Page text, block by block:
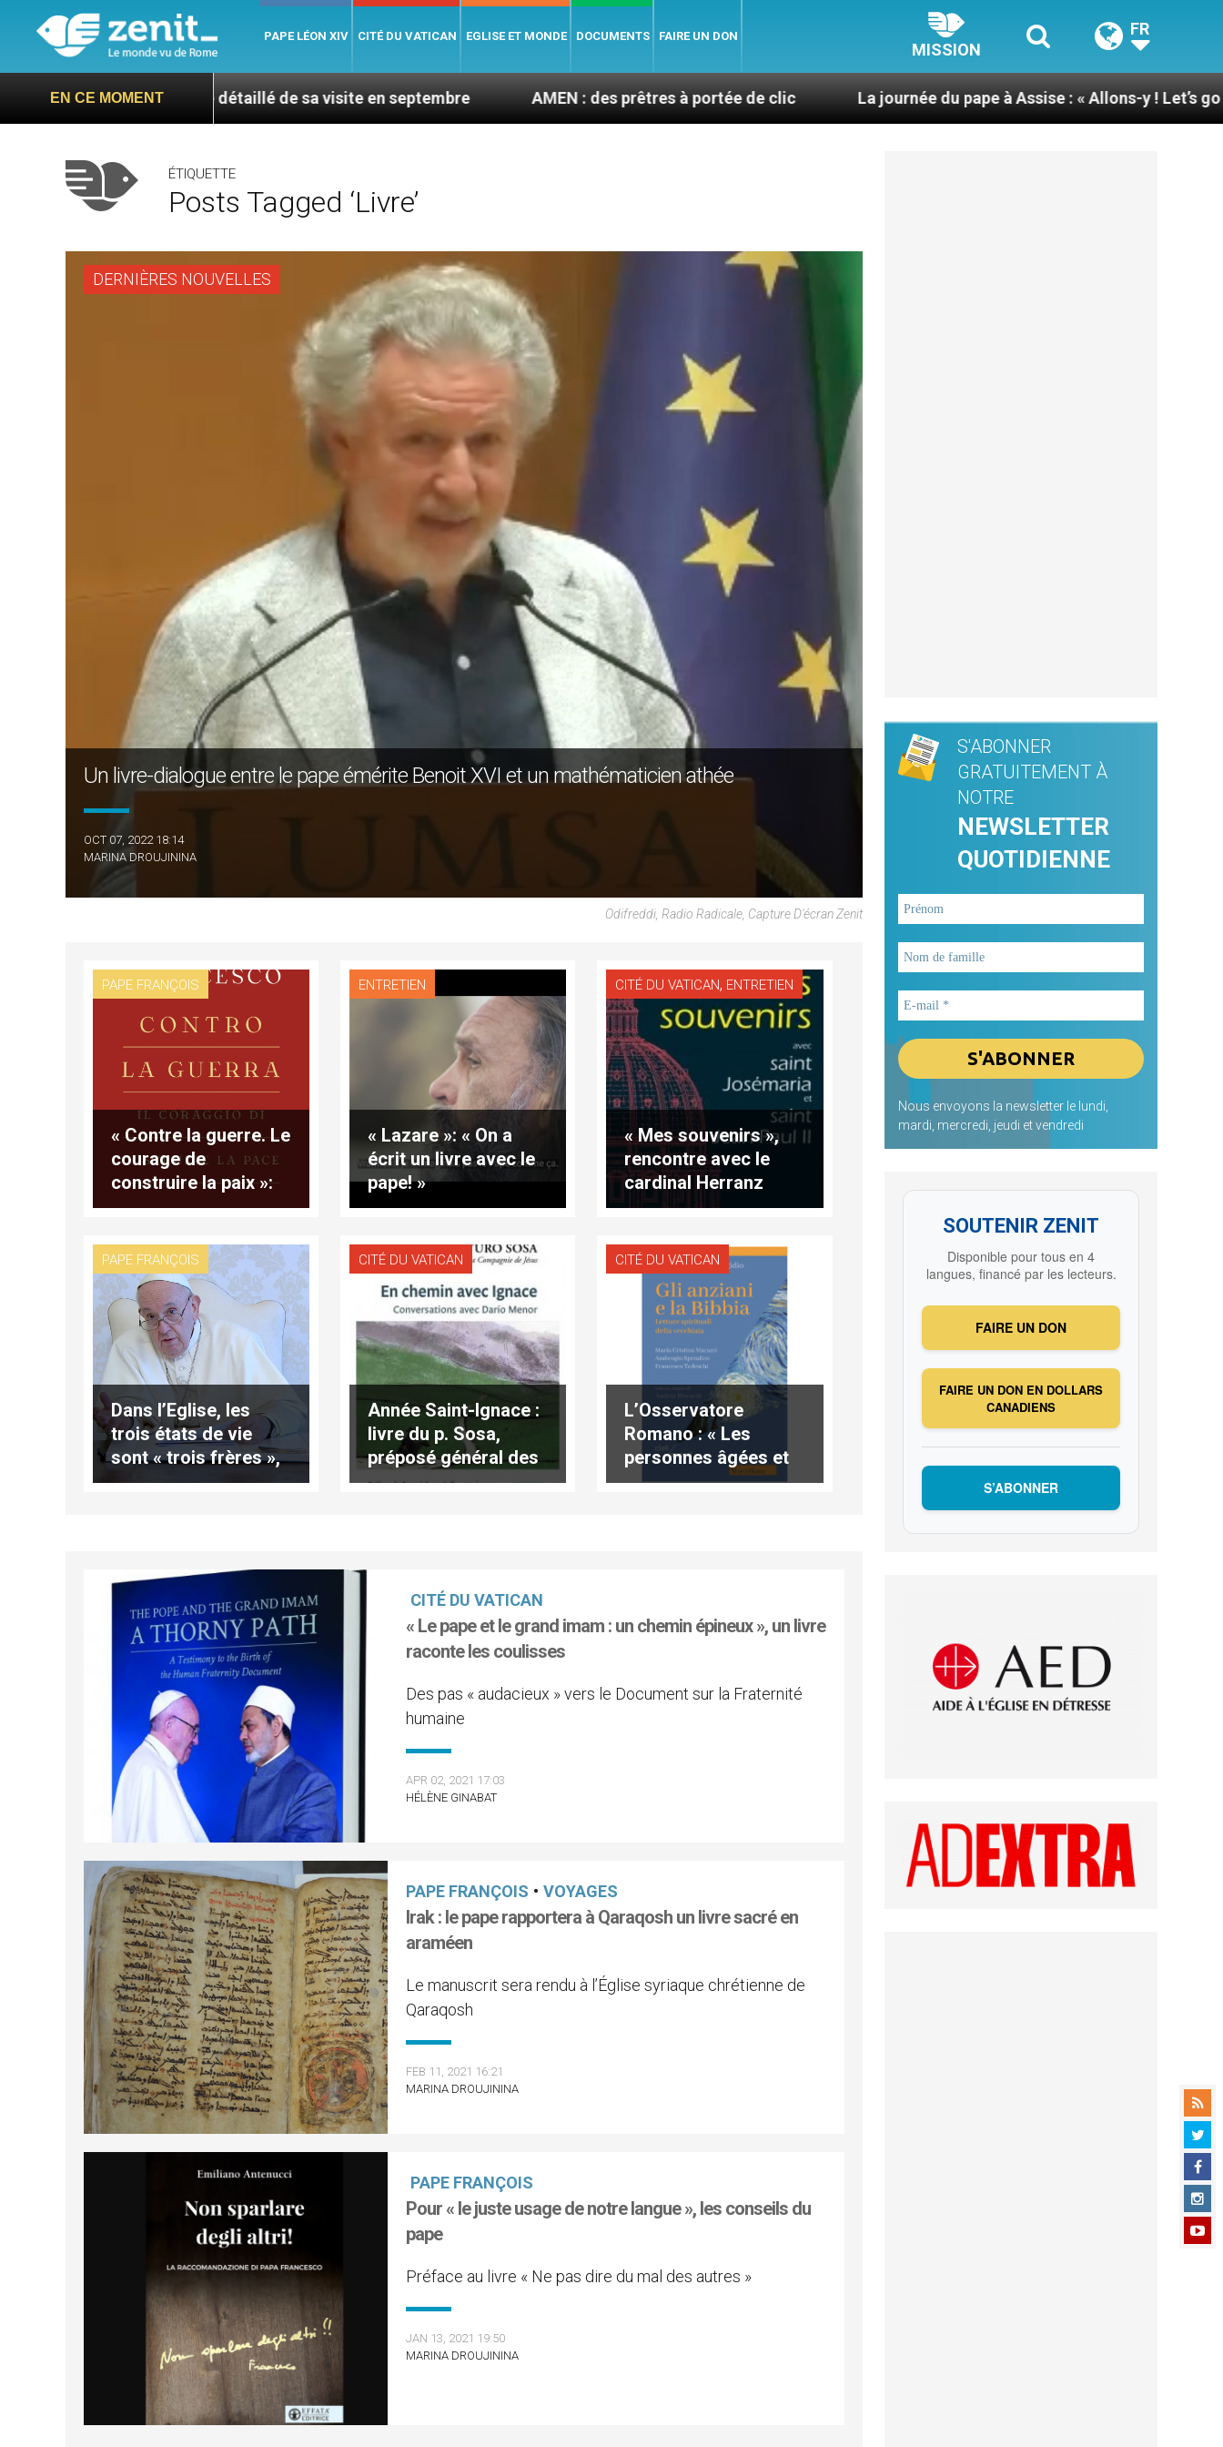
PAPE LÉON XIV CITÉ DU VATICAN EGLISE ET MONDE DOCUMENTS FAIRE UN DON
MISSION
FR
EN CE MOMENT
détaillé de sa visite en septembre AMEN : des prêtres à portée de clic La journée du pape à Assise : « Allons-y ! Let’s go ! »
ÉTIQUETTE
Posts Tagged ‘livre’
DERNIÈRES NOUVELLES
Un livre-dialogue entre le pape émérite Benoit XVI et un mathématicien athée
OCT 07, 2022 18:14
MARINA DROUJININA
Odifreddi, Radio Radicale, Capture D'écran Zenit
PAPE FRANÇOIS
« Contre la guerre. Le
courage de
construire la paix »:
textes du pape
ENTRETIEN
« Lazare »: « On a
écrit un livre avec le
pape! »
CITÉ DU VATICAN, ENTRETIEN
« Mes souvenirs »,
rencontre avec le
cardinal Herranz
PAPE FRANÇOIS
Dans l’Eglise, les
trois états de vie
sont « trois frères »,
écrit le pape
CITÉ DU VATICAN
Année Saint-Ignace :
livre du p. Sosa,
préposé général des
jésuites
CITÉ DU VATICAN
L’Osservatore
Romano : « Les
personnes âgées et
la Bible »
CITÉ DU VATICAN
« Le pape et le grand imam : un chemin épineux », un livre
raconte les coulisses
Des pas « audacieux » vers le Document sur la Fraternité
humaine
APR 02, 2021 17:03
HÉLÈNE GINABAT
PAPE FRANÇOIS • VOYAGES
Irak : le pape rapportera à Qaraqosh un livre sacré en
araméen
Le manuscrit sera rendu à l’Église syriaque chrétienne de
Qaraqosh
FEB 11, 2021 16:21
MARINA DROUJININA
PAPE FRANÇOIS
Pour « le juste usage de notre langue », les conseils du
pape
Préface au livre « Ne pas dire du mal des autres »
JAN 13, 2021 19:50
MARINA DROUJININA
S'ABONNER
GRATUITEMENT À
NOTRE
NEWSLETTER
QUOTIDIENNE
Nous envoyons la newsletter le lundi,
mardi, mercredi, jeudi et vendredi
SOUTENIR ZENIT
Disponible pour tous en 4
langues, financé par les lecteurs.
FAIRE UN DON
FAIRE UN DON EN DOLLARS
CANADIENS
S’ABONNER